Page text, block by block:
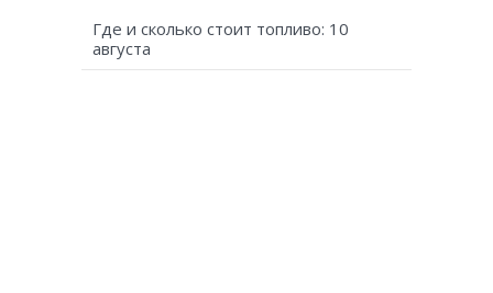
Где и сколько стоит топливо: 10
августа